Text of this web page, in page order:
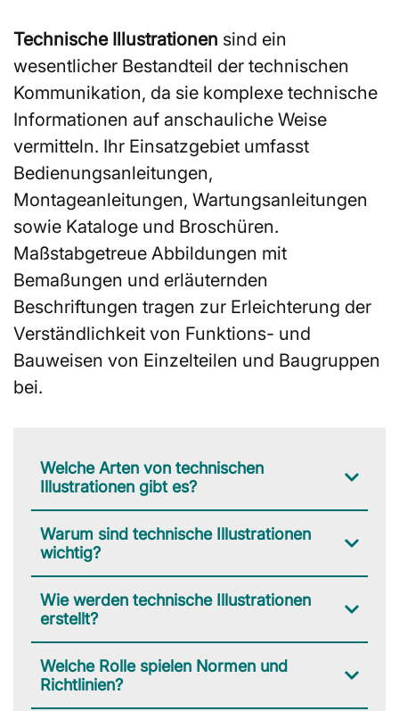
Technische Illustrationen sind ein
wesentlicher Bestandteil der technischen
Kommunikation, da sie komplexe technische
Informationen auf anschauliche Weise
vermitteln. Ihr Einsatzgebiet umfasst
Bedienungsanleitungen,
Montageanleitungen, Wartungsanleitungen
sowie Kataloge und Broschüren.
Maßstabgetreue Abbildungen mit
Bemaßungen und erläuternden
Beschriftungen tragen zur Erleichterung der
Verständlichkeit von Funktions- und
Bauweisen von Einzelteilen und Baugruppen
bei.
Welche Arten von technischen
Illustrationen gibt es?
Warum sind technische Illustrationen
wichtig?
Wie werden technische Illustrationen
erstellt?
Welche Rolle spielen Normen und
Richtlinien?